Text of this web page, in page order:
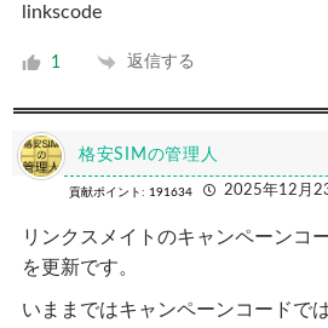
linkscode
1 返信する
格安SIMの管理人
貢献ポイント: 191634 2025年12月
リンクスメイトのキャンペーンコ
を更新です。
いままではキャンペーンコードで